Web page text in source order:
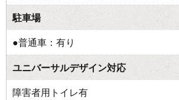
駐車場
●普通車：有り
ユニバーサルデザイン対応
障害者用トイレ有